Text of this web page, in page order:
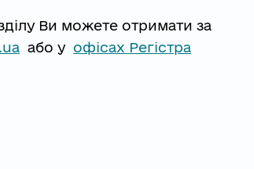
Ви можете отримати за
або у офісах Регістра